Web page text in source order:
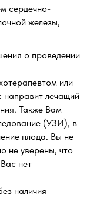
сердечно-
железы,
о проведении
или
направит лечащий
Также Вам
(УЗИ), в
плода. Вы не
не уверены, что
нет
наличия